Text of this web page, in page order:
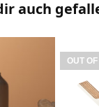
auch
OUT